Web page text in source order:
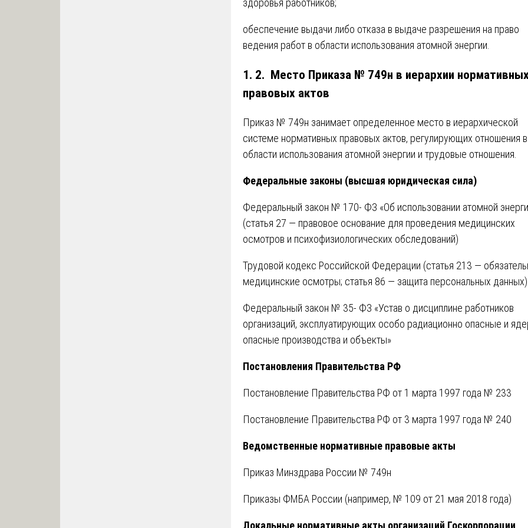
здоровья работников;
обеспечение выдачи либо отказа в выдаче разрешения на право
ведения работ в области использования атомной энергии.
1. 2. Место Приказа № 749н в иерархии
правовых актов
Приказ № 749н занимает определенное место в иерархической
системе нормативных правовых актов, регулирующих отношения в
области использования атомной энергии и трудовые отношения.
Федеральные законы (высшая юридическая сила)
Федеральный закон № 170- ФЗ «Об использовании атомной
(статья 27 — правовое основание для проведения медицинских
осмотров и психофизиологических обследований)
Трудовой кодекс Российской Федерации (статья 213 —
медицинские осмотры; статья 86 — защита персональных данных)
Федеральный закон № 35- ФЗ «Устав о дисциплине работников
организаций, эксплуатирующих особо радиационно опасные и
опасные производства и объекты»
Постановления Правительства РФ
Постановление Правительства РФ от 1 марта 1997 года № 233
Постановление Правительства РФ от 3 марта 1997 года № 240
Ведомственные нормативные правовые акты
Приказ Минздрава России № 749н
Приказы ФМБА России (например, № 109 от 21 мая 2018 года)
Локальные нормативные акты организаций Госкорпорации